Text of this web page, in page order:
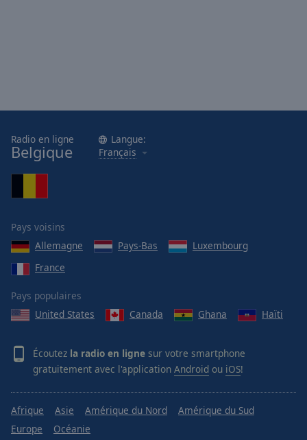
Radio en ligne
Belgique
Langue:
Français
Pays voisins
Allemagne
Pays-Bas
Luxembourg
France
Pays populaires
United States
Canada Ghana Haïti
Écoutez la radio en ligne sur votre smartphone
gratuitement avec l'application Android ou iOS!
Afrique Asie Amérique du Nord
Amérique du Sud
Europe
Océanie